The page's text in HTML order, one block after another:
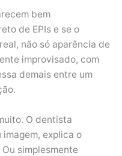
bem
de EPIs e se o
não só aparência de
improvisado, com
demais entre um
O dentista
explica o
simplesmente